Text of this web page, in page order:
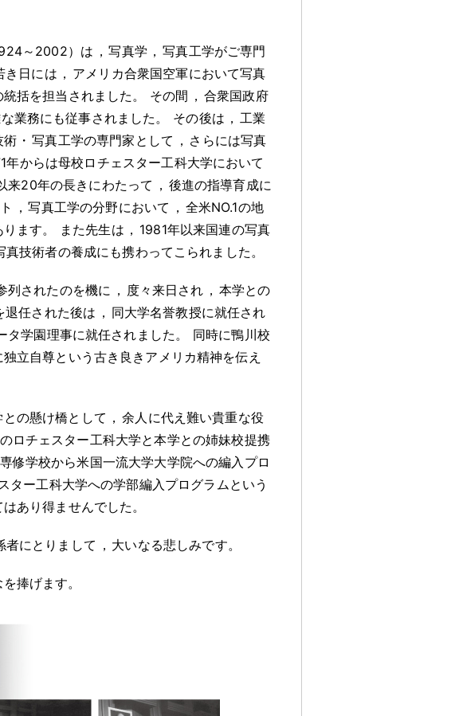
～2002）は ， 写真学 ， 写真工学がご専門
き日には ， アメリカ合衆国空軍において写真
括を担当されました 。 その間 ， 合衆国政府
業務にも従事されました 。 その後は ， 工業
術 ・ 写真工学の専門家として ， さらには写真
年からは母校ロチェスター工科大学において
来20年の長きにわたって ， 後進の指導育成に
， 写真工学の分野において ， 全米NO.1の地
ます。 また先生は ， 1981年以来国連の写真
真技術者の養成にも携わってこられました 。
列されたのを機に ， 度々来日され ， 本学との
退任された後は ， 同大学名誉教授に就任され
タ学園理事に就任されました 。
同時に鴨川校
立自尊という古き良きアメリカ精神を伝え
の懸け橋として ， 余人に代え難い貴重な役
ロチェスター工科大学と本学との姉妹校提携
修学校から米国一流大学大学院への編入プロ
ター工科大学への学部編入プログラムという
あり得ませんでした 。
者にとりまして ， 大いなる悲しみです。
捧げます。